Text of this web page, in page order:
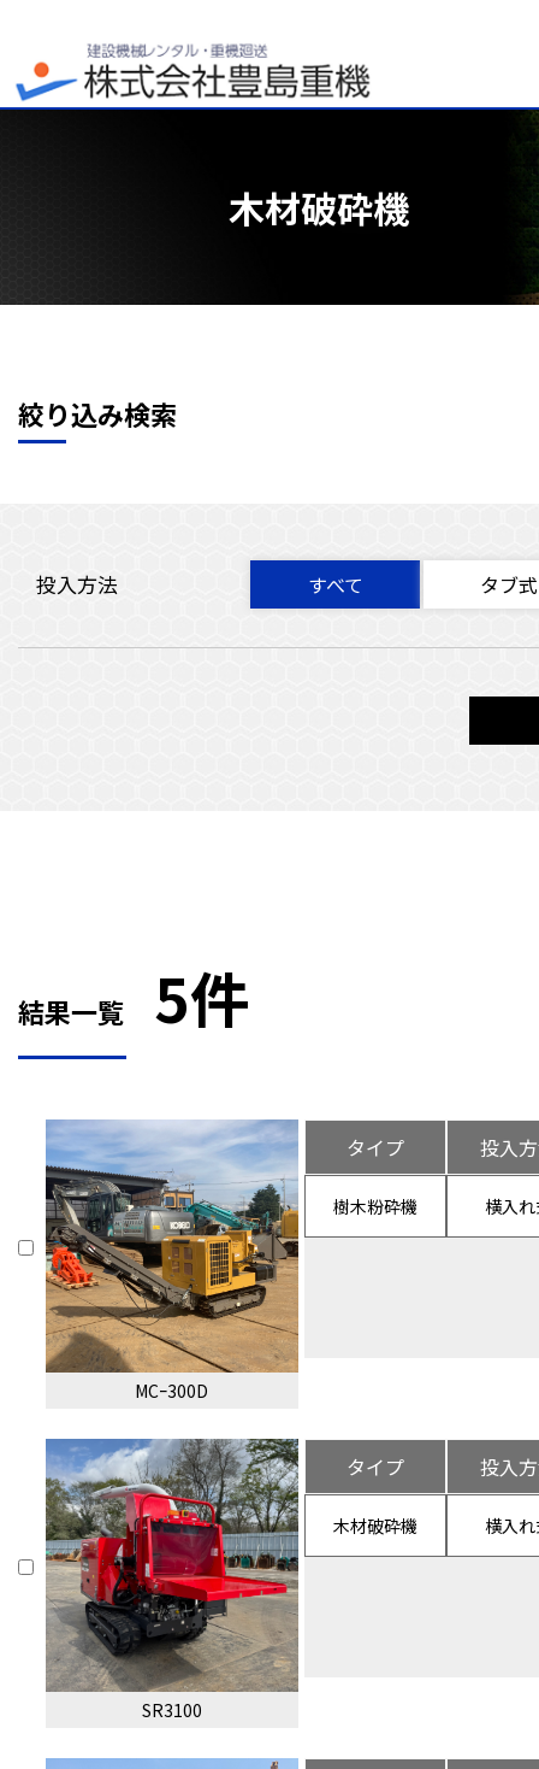
木材破砕機
絞り込み検索
投入方法 すべて タブ式
結果一覧 5件
MCｰ300D
タイプ
樹木粉砕機
投入
横入
SR3100
タイプ
木材破砕機
投入
横入